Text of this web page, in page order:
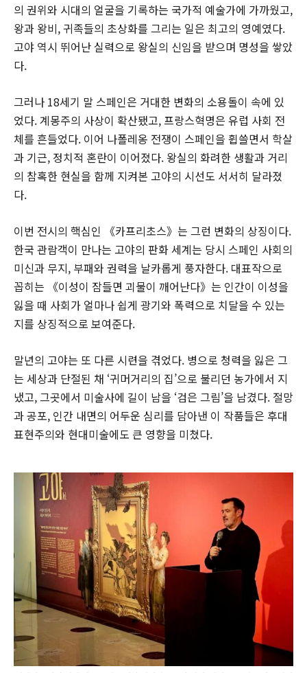
의 권위와 시대의 얼굴을 기록하는 국가적 예술가에 가까웠고,
왕과 왕비, 귀족들의 초상화를 그리는 일은 최고의 영예였다.
고야 역시 뛰어난 실력으로 왕실의 신임을 받으며 명성을 쌓았
다.
그러나 18세기 말 스페인은 거대한 변화의 소용돌이 속에 있
었다. 계몽주의 사상이 확산됐고, 프랑스혁명은 유럽 사회 전
체를 흔들었다. 이어 나폴레옹 전쟁이 스페인을 휩쓸면서 학살
과 기근, 정치적 혼란이 이어졌다. 왕실의 화려한 생활과 거리
의 참혹한 현실을 함께 지켜본 고야의 시선도 서서히 달라졌
다.
이번 전시의 핵심인 《카프리초스》는 그런 변화의 상징이다.
한국 관람객이 만나는 고야의 판화 세계는 당시 스페인 사회의
미신과 무지, 부패와 권력을 날카롭게 풍자한다. 대표작으로
꼽히는 《이성이 잠들면 괴물이 깨어난다》는 인간이 이성을
잃을 때 사회가 얼마나 쉽게 광기와 폭력으로 치달을 수 있는
지를 상징적으로 보여준다.
말년의 고야는 또 다른 시련을 겪었다. 병으로 청력을 잃은 그
는 세상과 단절된 채 ‘귀머거리의 집’으로 불리던 농가에서 지
냈고, 그곳에서 미술사에 길이 남을 ‘검은 그림’을 남겼다. 절망
과 공포, 인간 내면의 어두운 심리를 담아낸 이 작품들은 후대
표현주의와 현대미술에도 큰 영향을 미쳤다.